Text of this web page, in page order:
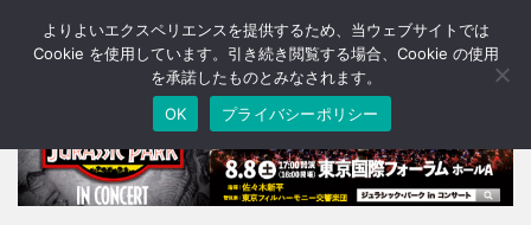
T
o
n
a
v
よりよいエクスペリエンスを提供するため、当ウェブサイトでは
Cookie を使用しています。引き続き閲覧する場合、Cookie の使用
を承諾したものとみなされます。
OK
プライバシーポリシー